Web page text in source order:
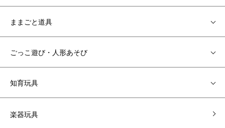
ままごと道具
ごっこ遊び・人形あそび
知育玩具
楽器玩具